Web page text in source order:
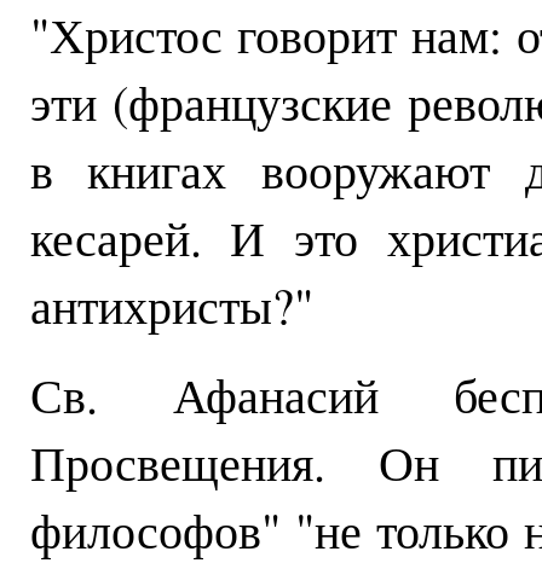
"Христос говорит нам:
эти (французские
в книгах вооружают
кесарей. И это
антихристы?"
Св. Афанасий
Просвещения. Он
философов" "не только